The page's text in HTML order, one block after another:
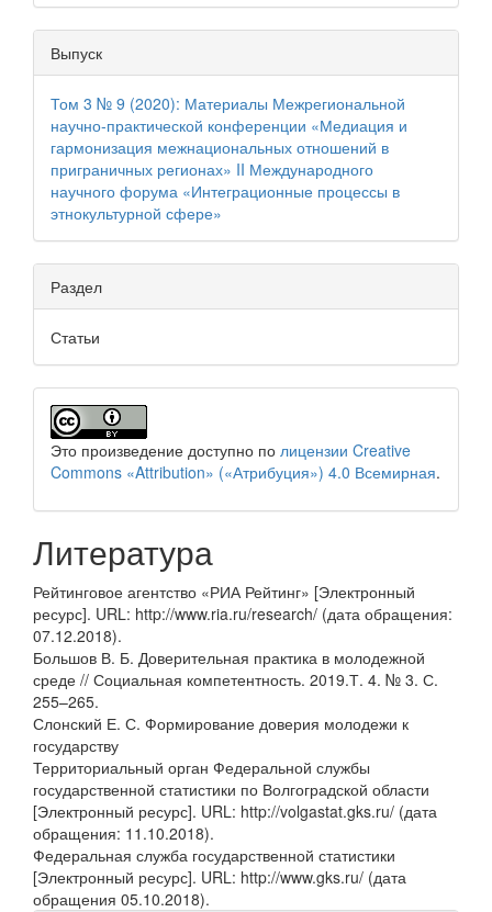
Выпуск
Том 3 № 9 (2020): Материалы Межрегиональной
научно‐практической конференции «Медиация и
гармонизация межнациональных отношений в
приграничных регионах» II Международного
научного форума «Интеграционные процессы в
этнокультурной сфере»
Раздел
Статьи
Это произведение доступно по лицензии Creative
Commons «Attribution» («Атрибуция») 4.0 Всемирная.
Литература
Рейтинговое агентство «РИА Рейтинг» [Электронный
ресурс]. URL: http://www.ria.ru/research/ (дата обращения:
07.12.2018).
Большов В. Б. Доверительная практика в молодежной
среде // Социальная компетентность. 2019.Т. 4. № 3. С.
255–265.
Слонский Е. С. Формирование доверия молодежи к
государству
Территориальный орган Федеральной службы
государственной статистики по Волгоградской области
[Электронный ресурс]. URL: http://volgastat.gks.ru/ (дата
обращения: 11.10.2018).
Федеральная служба государственной статистики
[Электронный ресурс]. URL: http://www.gks.ru/ (дата
обращения 05.10.2018).